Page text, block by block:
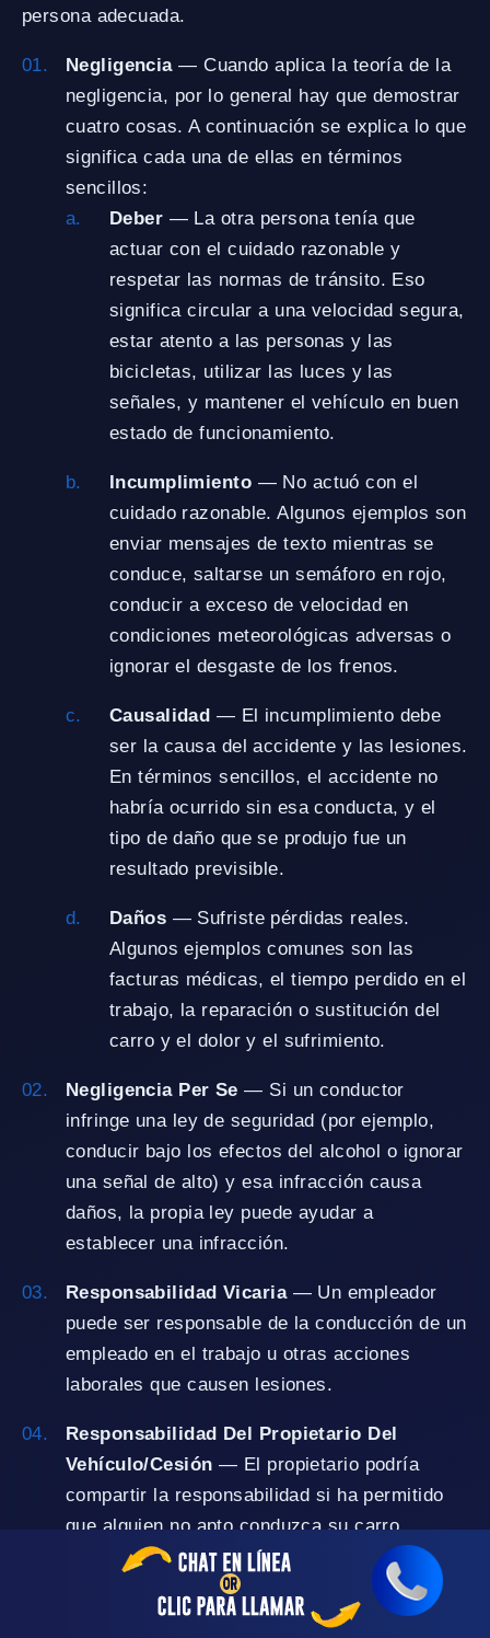
persona adecuada.
Negligencia— Cuando aplica la teoría de la
negligencia, por lo general hay que demostrar
cuatro cosas. A continuación se explica lo que
significa cada una de ellas en términos
sencillos:
Deber — La otra persona tenía que
actuar con el cuidado razonable y
respetar las normas de tránsito. Eso
significa circular a una velocidad segura,
estar atento a las personas y las
bicicletas, utilizar las luces y las
señales, y mantener el vehículo en buen
estado de funcionamiento.
Incumplimiento — No actuó con el
cuidado razonable. Algunos ejemplos son
enviar mensajes de texto mientras se
conduce, saltarse un semáforo en rojo,
conducir a exceso de velocidad en
condiciones meteorológicas adversas o
ignorar el desgaste de los frenos.
Causalidad — El incumplimiento debe
ser la causa del accidente y las lesiones.
En términos sencillos, el accidente no
habría ocurrido sin esa conducta, y el
tipo de daño que se produjo fue un
resultado previsible.
Daños — Sufriste pérdidas reales.
Algunos ejemplos comunes son las
facturas médicas, el tiempo perdido en el
trabajo, la reparación o sustitución del
carro y el dolor y el sufrimiento.
Negligencia Per Se — Si un conductor
infringe una ley de seguridad (por ejemplo,
conducir bajo los efectos del alcohol o ignorar
una señal de alto) y esa infracción causa
daños, la propia ley puede ayudar a
establecer una infracción.
Responsabilidad Vicaria— Un empleador
puede ser responsable de la conducción de un
empleado en el trabajo u otras acciones
laborales que causen lesiones.
Responsabilidad Del Propietario Del
Vehículo/Cesión — El propietario podría
compartir la responsabilidad si ha permitido
que alguien no apto conduzca su carro
(cesión negligente) o en virtud de
determinadas leyes de responsabilidad del
propietario.